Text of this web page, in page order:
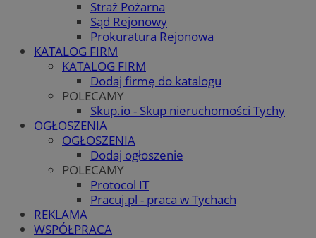
Straż Pożarna
Sąd Rejonowy
Prokuratura Rejonowa
KATALOG FIRM
KATALOG FIRM
Dodaj firmę do katalogu
POLECAMY
Skup.io - Skup nieruchomości Tychy
OGŁOSZENIA
OGŁOSZENIA
Dodaj ogłoszenie
POLECAMY
Protocol IT
Pracuj.pl - praca w Tychach
REKLAMA
WSPÓŁPRACA